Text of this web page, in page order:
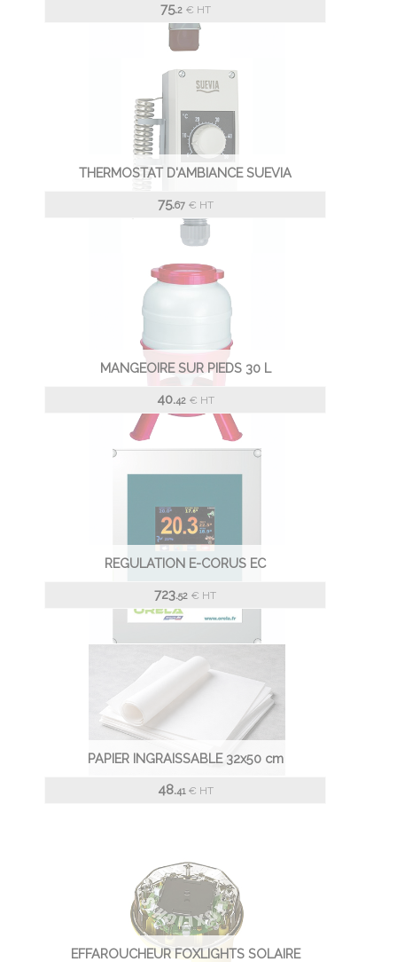
75.2 € HT
THERMOSTAT D'AMBIANCE SUEVIA
75.67 € HT
MANGEOIRE SUR PIEDS 30 L
40.42 € HT
REGULATION E-CORUS EC
723.52 € HT
PAPIER INGRAISSABLE 32x50 cm
48.41 € HT
EFFAROUCHEUR FOXLIGHTS SOLAIRE